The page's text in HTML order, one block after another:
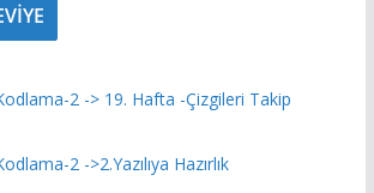
2 -> 19. Hafta -Çizgileri Takip
2 ->2.Yazılıya Hazırlık